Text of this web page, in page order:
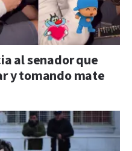
al senador que
y tomando mate